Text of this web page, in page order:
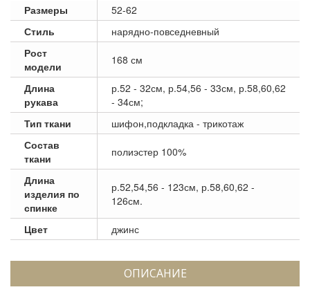
Размеры
52-62
Стиль
нарядно-повседневный
Рост
модели
168 см
Длина
рукава
р.52 - 32см, р.54,56 - 33см, р.58,60,62
- 34см;
Тип ткани
шифон,подкладка - трикотаж
Состав
ткани
полиэстер 100%
Длина
изделия по
спинке
р.52,54,56 - 123см, р.58,60,62 -
126см.
Цвет джинс
ОПИСАНИЕ